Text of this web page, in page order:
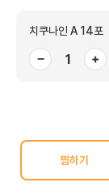
치쿠나인 A 14포
− +
찜하기